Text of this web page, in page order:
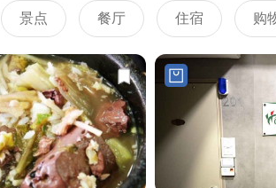
景点 餐厅 住宿 购